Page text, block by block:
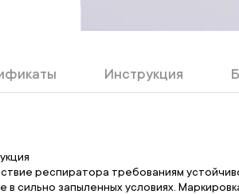
Инструкция
респиратора требованиям
сильно запыленных условиях.